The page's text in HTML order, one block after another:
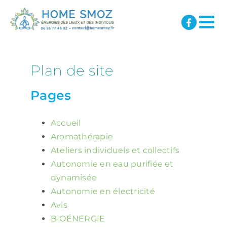
Passer
contenu
Plan de site
Pages
Accueil
Aromathérapie
Ateliers individuels et collectifs
Autonomie en eau purifiée et
dynamisée
Autonomie en électricité
Avis
BIOÉNERGIE